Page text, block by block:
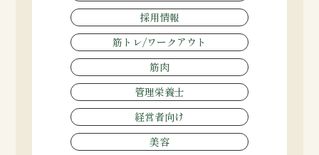
採用情報
筋トレ/ワークアウト
筋肉
管理栄養士
経営者向け
美容